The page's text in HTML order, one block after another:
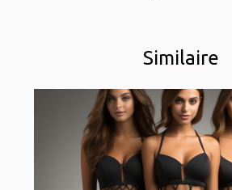
Similaire